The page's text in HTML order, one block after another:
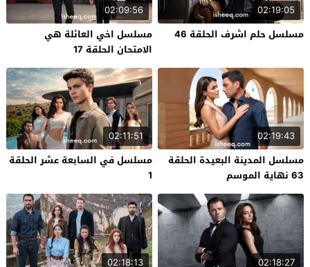
02:19:05
مسلسل حلم اشرف الحلقة 46
02:09:56
مسلسل اخي العائلة هي
الامتحان الحلقة 17
02:19:43
مسلسل المدينة البعيدة الحلقة
63 نهاية الموسم
02:11:51
مسلسل في السابعة عشر الحلقة
1
02:18:27
02:18:13